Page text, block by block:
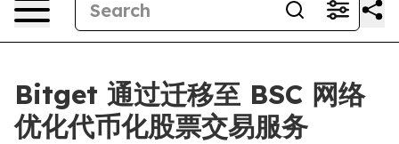
Bitget 通过迁移至 BSC 网络
优化代币化股票交易服务